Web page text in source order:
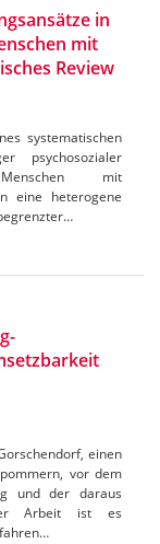
in
mit
Review
systematischen
psychosozialer
mit
eine heterogene
einen
vor dem
und der daraus
Arbeit ist es